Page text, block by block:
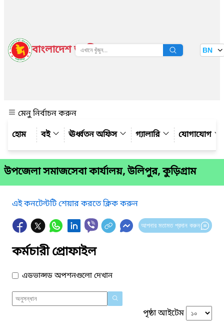
বাংলাদেশ জাতীয় তথ্য বাতায়ন BN
মেনু নির্বাচন করুন
বই
ঊর্ধ্বতন অফিস গ্যালারি যোগাযোগ
উপজেলা সমাজসেবা কার্যালয়, উলিপুর, কুড়িগ্রাম
এই কনটেন্টটি শেয়ার করতে ক্লিক করুন
আপনার মতামত প্রদান করুন
কর্মচারী প্রোফাইল
এডভান্সড অপশনগুলো দেখান
পৃষ্ঠা আইটেম